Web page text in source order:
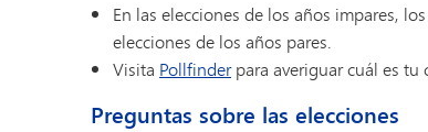
En las elecciones de los años impares,
elecciones de los años pares.
Visita Pollfinderpara averiguar cuál es tu
Preguntas sobre las elecciones